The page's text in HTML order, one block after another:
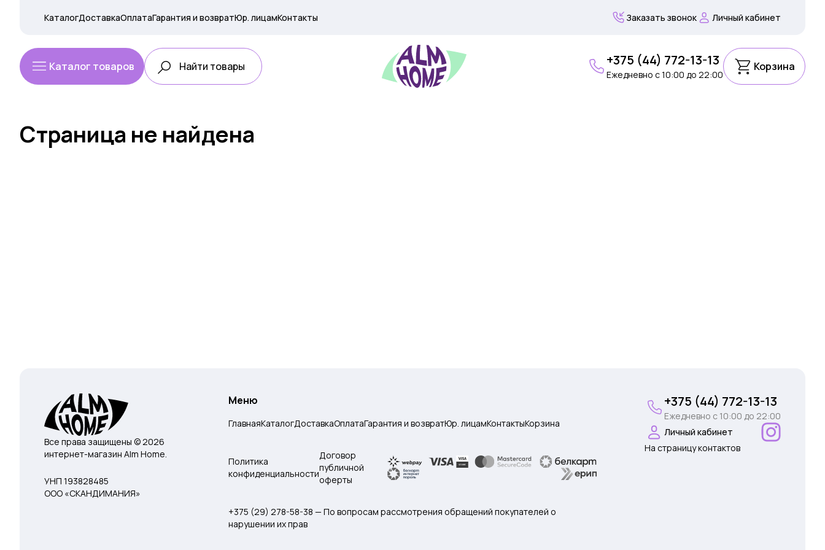
КаталогДоставкаОплатаГарантия и возвратЮр. лицамКонтакты Заказать звонок Личный кабинет
Каталог товаров +375 (44) 772-13-13
Ежедневно c 10:00 до 22:00
Корзина
Страница не найдена
Все права защищены © 2026
интернет-магазин Alm Home.
УНП 193828485
ООО «СКАНДИМАНИЯ»
Меню
ГлавнаяКаталогДоставкаОплатаГарантия и возвратЮр. лицамКонтактыКорзина
Политика
конфиденциальности
Договор
публичной
оферты
+375 (29) 278-58-38 — По вопросам рассмотрения обращений покупателей о
нарушении их прав
+375 (44) 772-13-13
Ежедневно c 10:00 до 22:00
Личный кабинет
На страницу контактов